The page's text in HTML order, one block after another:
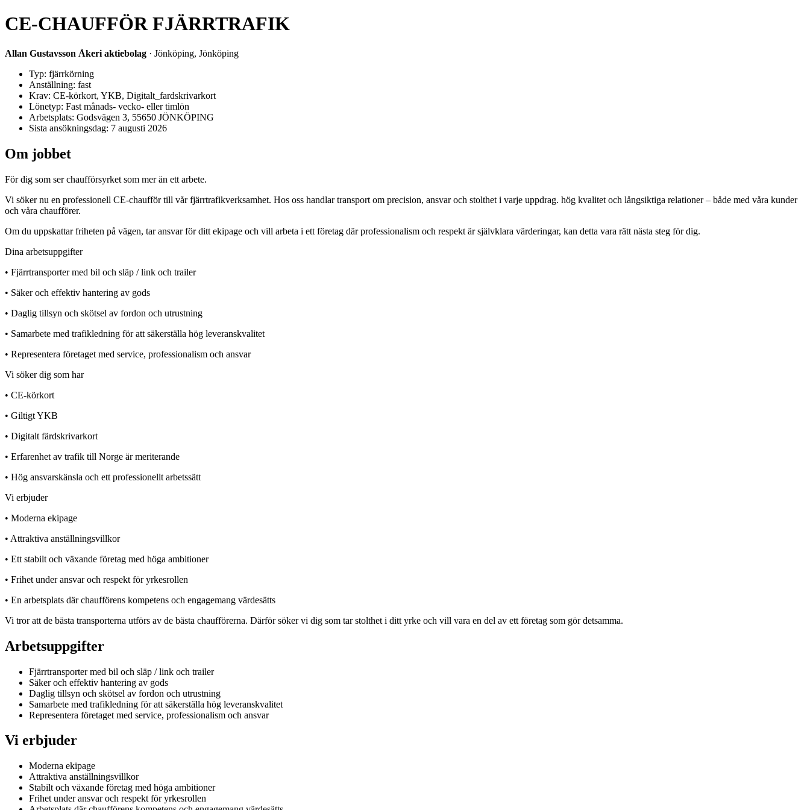
CE-CHAUFFÖR FJÄRRTRAFIK
Allan Gustavsson Åkeri aktiebolag · Jönköping, Jönköping
Typ: fjärrkörning
Anställning: fast
Krav: CE-körkort, YKB, Digitalt_fardskrivarkort
Lönetyp: Fast månads- vecko- eller timlön
Arbetsplats: Godsvägen 3, 55650 JÖNKÖPING
Sista ansökningsdag: 7 augusti 2026
Om jobbet
För dig som ser chaufförsyrket som mer än ett arbete.
Vi söker nu en professionell CE-chaufför till vår fjärrtrafikverksamhet. Hos oss handlar transport om precision, ansvar och stolthet i varje uppdrag. hög kvalitet och långsiktiga relationer – både med våra kunder
och våra chaufförer.
Om du uppskattar friheten på vägen, tar ansvar för ditt ekipage och vill arbeta i ett företag där professionalism och respekt är självklara värderingar, kan detta vara rätt nästa steg för dig.
Dina arbetsuppgifter
• Fjärrtransporter med bil och släp / link och trailer
• Säker och effektiv hantering av gods
• Daglig tillsyn och skötsel av fordon och utrustning
• Samarbete med trafikledning för att säkerställa hög leveranskvalitet
• Representera företaget med service, professionalism och ansvar
Vi söker dig som har
• CE-körkort
• Giltigt YKB
• Digitalt färdskrivarkort
• Erfarenhet av trafik till Norge är meriterande
• Hög ansvarskänsla och ett professionellt arbetssätt
Vi erbjuder
• Moderna ekipage
• Attraktiva anställningsvillkor
• Ett stabilt och växande företag med höga ambitioner
• Frihet under ansvar och respekt för yrkesrollen
• En arbetsplats där chaufförens kompetens och engagemang värdesätts
Vi tror att de bästa transporterna utförs av de bästa chaufförerna. Därför söker vi dig som tar stolthet i ditt yrke och vill vara en del av ett företag som gör detsamma.
Arbetsuppgifter
Fjärrtransporter med bil och släp / link och trailer
Säker och effektiv hantering av gods
Daglig tillsyn och skötsel av fordon och utrustning
Samarbete med trafikledning för att säkerställa hög leveranskvalitet
Representera företaget med service, professionalism och ansvar
Vi erbjuder
Moderna ekipage
Attraktiva anställningsvillkor
Stabilt och växande företag med höga ambitioner
Frihet under ansvar och respekt för yrkesrollen